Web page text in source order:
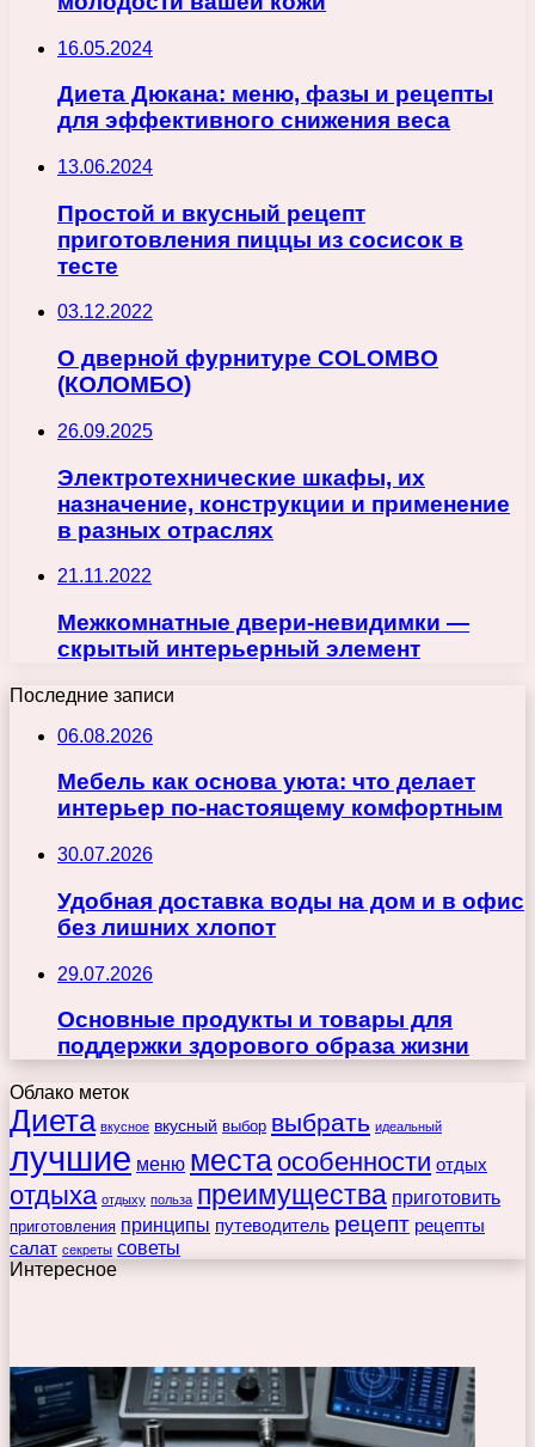
16.05.2024
Диета Дюкана: меню, фазы и рецепты
для эффективного снижения веса
13.06.2024
Простой и вкусный рецепт
приготовления пиццы из сосисок в
тесте
03.12.2022
О дверной фурнитуре COLOMBO
(КОЛОМБО)
26.09.2025
Электротехнические шкафы, их
назначение, конструкции и применение
в разных отраслях
21.11.2022
Межкомнатные двери-невидимки —
скрытый интерьерный элемент
Последние записи
06.08.2026
Мебель как основа уюта: что делает
интерьер по-настоящему комфортным
30.07.2026
Удобная доставка воды на дом и в офис
без лишних хлопот
29.07.2026
Основные продукты и товары для
поддержки здорового образа жизни
Облако меток
Диета вкусное вкусный выбор выбрать идеальный
лучшие меню места особенности отдых
отдыха отдыху польза преимущества приготовить
приготовления принципы путеводитель рецепт рецепты
салат секреты советы
Интересное